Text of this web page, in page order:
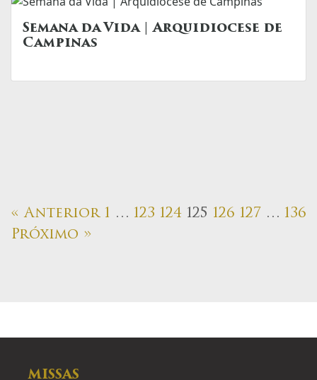
Semana da Vida | Arquidiocese de
Campinas
« Anterior 1 … 123 124 125 126 127 … 136
Próximo »
MISSAS